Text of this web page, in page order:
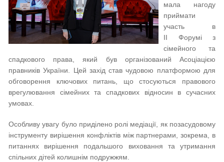
мала нагоду
приймати
участь в
II Форумі з
сімейного та
спадкового права, який був організований Асоціацією
правників України. Цей захід став чудовою платформою для
обговорення ключових питань, що стосуються правового
врегулювання сімейних та спадкових відносин в сучасних
умовах.
Особливу увагу було приділено ролі медіації, як позасудовому
інструменту вирішення конфліктів між партнерами, зокрема, в
питаннях вирішення подальшого виховання та утримання
спільних дітей колишнім подружжям.